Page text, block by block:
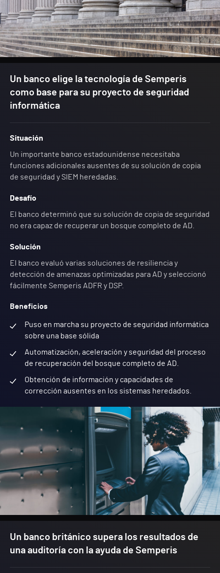
Un banco elige la tecnología de Semperis
como base para su proyecto de seguridad
informática
Situación
Un importante banco estadounidense necesitaba
funciones adicionales ausentes de su solución de copia
de seguridad y SIEM heredadas.
Desafío
El banco determinó que su solución de copia de seguridad
no era capaz de recuperar un bosque completo de AD.
Solución
El banco evaluó varias soluciones de resiliencia y
detección de amenazas optimizadas para AD y seleccionó
fácilmente Semperis ADFR y DSP.
Beneficios
Puso en marcha su proyecto de seguridad informática
sobre una base sólida
Automatización, aceleración y seguridad del proceso
de recuperación del bosque completo de AD.
Obtención de información y capacidades de
corrección ausentes en los sistemas heredados.
Un banco británico supera los resultados de
una auditoría con la ayuda de Semperis